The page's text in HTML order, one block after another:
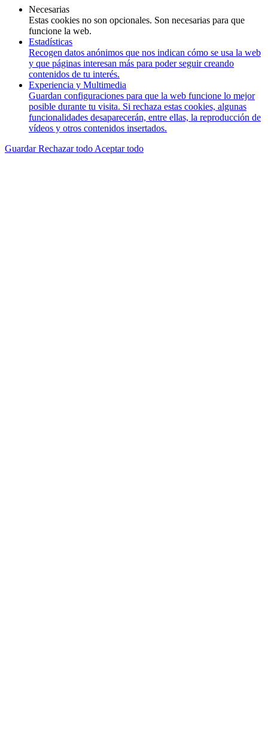
Necesarias
Estas cookies no son opcionales. Son necesarias para que
funcione la web.
Estadísticas
Recogen datos anónimos que nos indican cómo se usa la web
y que páginas interesan más para poder seguir creando
contenidos de tu interés.
Experiencia y Multimedia
Guardan configuraciones para que la web funcione lo mejor
posible durante tu visita. Si rechaza estas cookies, algunas
funcionalidades desaparecerán, entre ellas, la reproducción de
vídeos y otros contenidos insertados.
GuardarRechazar todo Aceptar todo